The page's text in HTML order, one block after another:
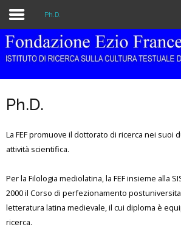
Home
Library & Archive
Research
Education
Ph.D.
Ph.D.
La FEF promuove il dottorato di ricerca nei suoi
attività scientifica.
Per la Filologia mediolatina, la FEF insieme alla
2000 il Corso di perfezionamento
letteratura latina medievale, il cui diploma è
ricerca.